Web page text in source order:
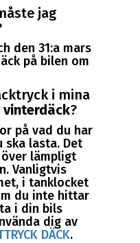
jag
den 31:a mars
på bilen om
i mina
vinterdäck?
på vad du har
lasta. Det
lämpligt
Vanligtvis
i tanklocket
du inte hittar
i din bils
dig av
DÄCK.